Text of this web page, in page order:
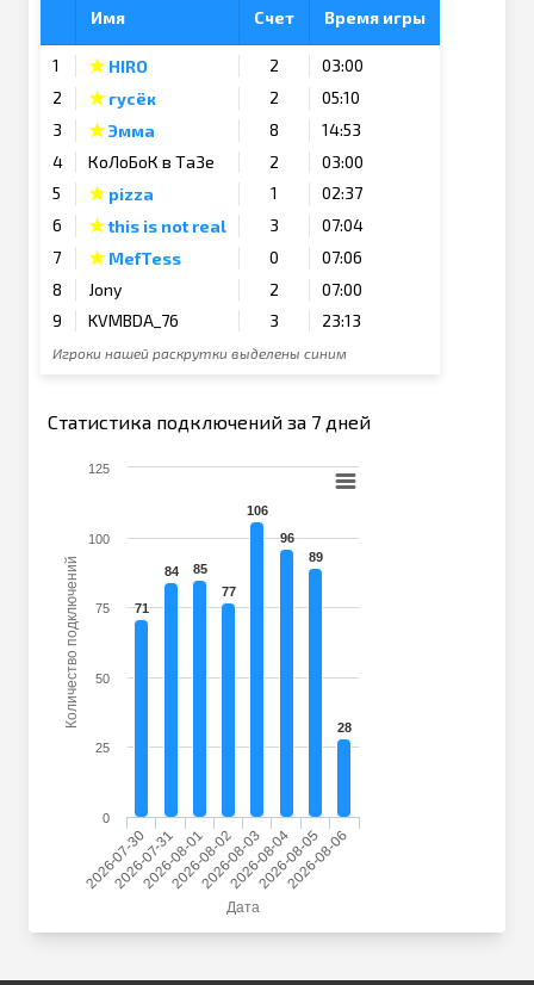
Имя Счет Время игры
1 ★ HIRO 2
03:00
2
★ гусёк 2
05:10
3
★Эмма 8
14:53
4
КоЛоБоК в ТаЗе 2
03:00
5
★ pizza 1
02:37
6
★this is not real 3
07:04
7
★ MefTess 0
07:06
8
Jony 2
07:00
9
KVMBDA_76 3 23:13
Игроки нашей раскрутки выделены синим
Статистика подключений за 7 дней
Дата
Количество подключений 71
84
85
77
106
96
89
28
2026-07-302026-08-012026-08-032026-08-05
2026-07-312026-08-022026-08-042026-08-06
0
25
50
75
100
125